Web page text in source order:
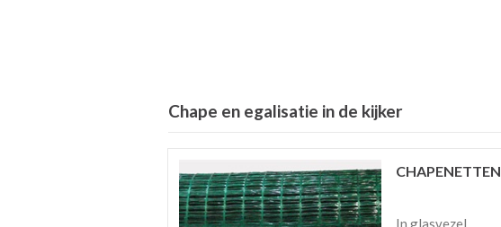
Chape en egalisatie in de kijker
CHAPENETTEN
In glasvezel